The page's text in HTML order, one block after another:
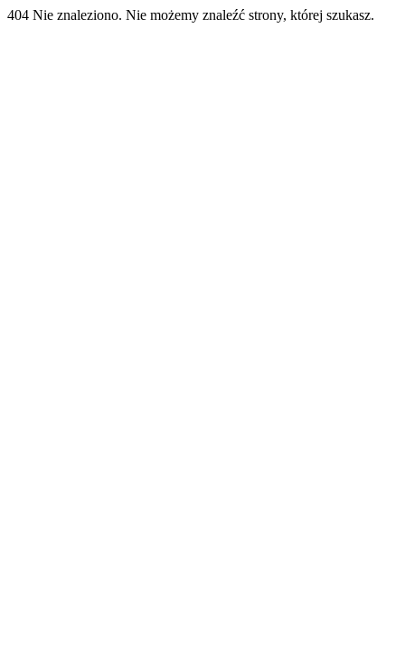
404 Nie znaleziono. Nie możemy znaleźć strony, której szukasz.